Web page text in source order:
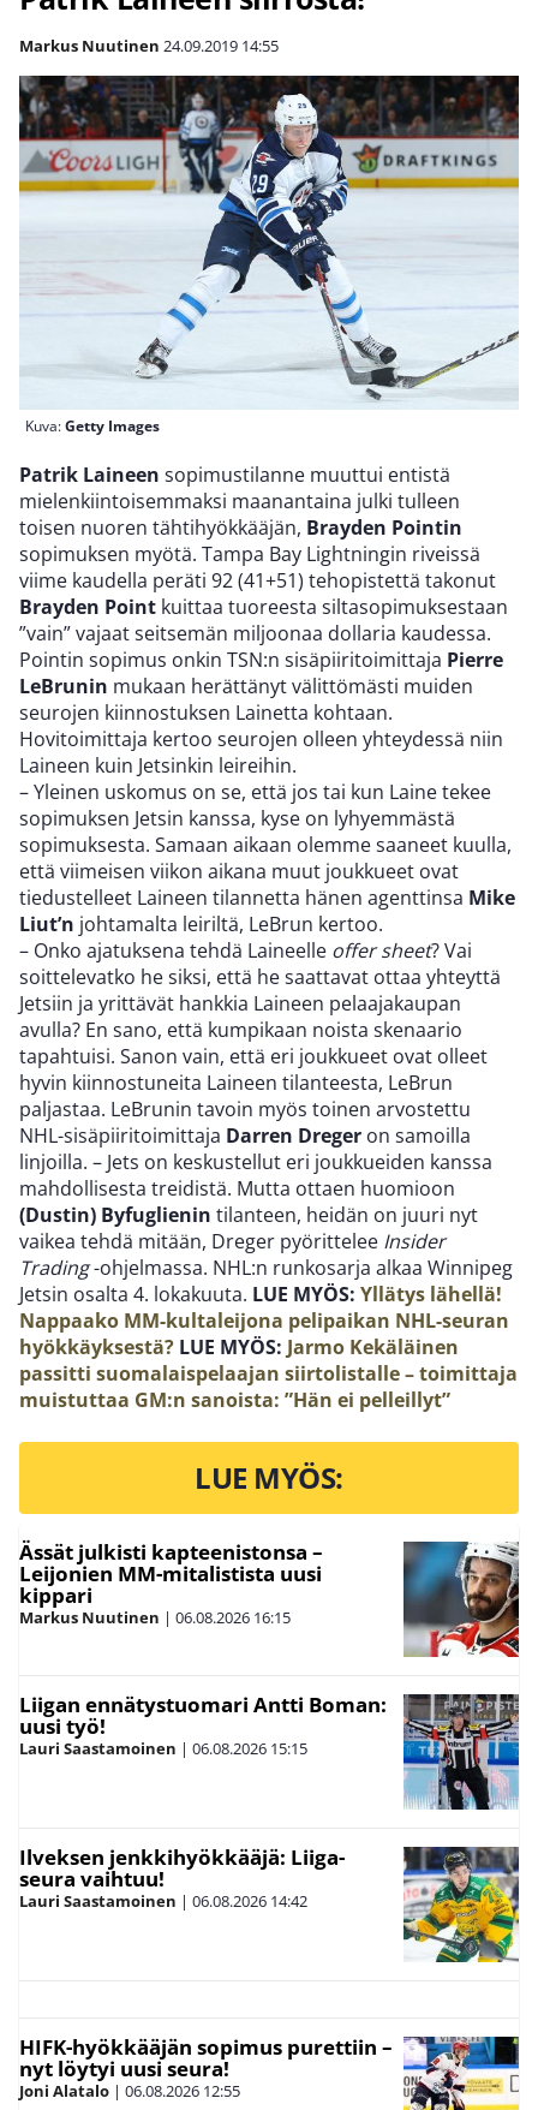
Markus Nuutinen 24.09.2019 14:55
Kuva:Getty Images
Patrik Laineen sopimustilanne muuttui entistä
mielenkiintoisemmaksi maanantaina julki tulleen
toisen nuoren tähtihyökkääjän, Brayden Pointin
sopimuksen myötä. Tampa Bay Lightningin riveissä
viime kaudella peräti 92 (41+51) tehopistettä takonut
Brayden Point kuittaa tuoreesta siltasopimuksestaan
”vain” vajaat seitsemän miljoonaa dollaria kaudessa.
Pointin sopimus onkin TSN:n sisäpiiritoimittaja Pierre
LeBrunin mukaan herättänyt välittömästi muiden
seurojen kiinnostuksen Lainetta kohtaan.
Hovitoimittaja kertoo seurojen olleen yhteydessä niin
Laineen kuin Jetsinkin leireihin.
– Yleinen uskomus on se, että jos tai kun Laine tekee
sopimuksen Jetsin kanssa, kyse on lyhyemmästä
sopimuksesta. Samaan aikaan olemme saaneet kuulla,
että viimeisen viikon aikana muut joukkueet ovat
tiedustelleet Laineen tilannetta hänen agenttinsa Mike
Liut’n johtamalta leiriltä, LeBrun kertoo.
– Onko ajatuksena tehdä Laineelle offer sheet? Vai
soittelevatko he siksi, että he saattavat ottaa yhteyttä
Jetsiin ja yrittävät hankkia Laineen pelaajakaupan
avulla? En sano, että kumpikaan noista skenaario
tapahtuisi. Sanon vain, että eri joukkueet ovat olleet
hyvin kiinnostuneita Laineen tilanteesta, LeBrun
paljastaa. LeBrunin tavoin myös toinen arvostettu
NHL-sisäpiiritoimittaja Darren Dreger on samoilla
linjoilla. – Jets on keskustellut eri joukkueiden kanssa
mahdollisesta treidistä. Mutta ottaen huomioon
(Dustin) Byfuglienin tilanteen, heidän on juuri nyt
vaikea tehdä mitään, Dreger pyörittelee Insider
Trading-ohjelmassa. NHL:n runkosarja alkaa Winnipeg
Jetsin osalta 4. lokakuuta. LUE MYÖS: Yllätys lähellä!
Nappaako MM-kultaleijona pelipaikan NHL-seuran
hyökkäyksestä? LUE MYÖS: Jarmo Kekäläinen
passitti suomalaispelaajan siirtolistalle – toimittaja
muistuttaa GM:n sanoista: ”Hän ei pelleillyt”
LUE MYÖS:
Ässät julkisti kapteenistonsa –
Leijonien MM-mitalistista uusi
kippari
Markus Nuutinen | 06.08.2026 16:15
Liigan ennätystuomari Antti Boman:
uusi työ!
Lauri Saastamoinen | 06.08.2026 15:15
Ilveksen jenkkihyökkääjä: Liiga-
seura vaihtuu!
Lauri Saastamoinen | 06.08.2026 14:42
HIFK-hyökkääjän sopimus purettiin –
nyt löytyi uusi seura!
Joni Alatalo | 06.08.2026 12:55